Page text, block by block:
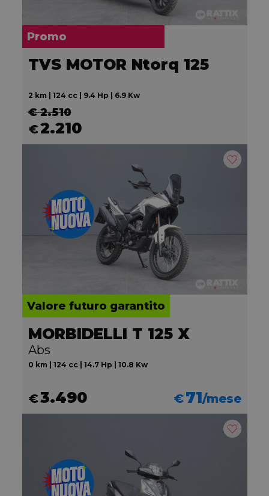
Promo
TVS MOTOR Ntorq 125
2 km | 124 cc | 9.4 Hp | 6.9 Kw
€ 2.510
€2.210
Valore futuro garantito
MORBIDELLI T 125 X
Abs
0 km | 124 cc | 14.7 Hp | 10.8 Kw
€3.490 €71/mese